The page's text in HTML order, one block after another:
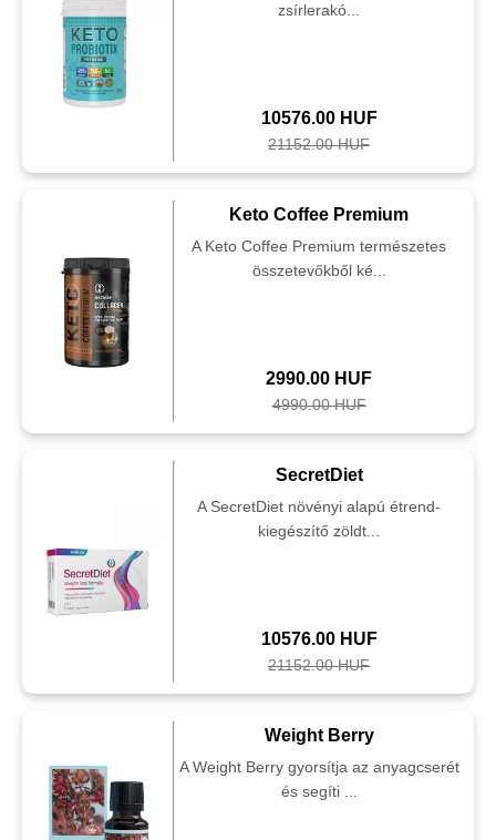
zsírlerakó...
10576.00 HUF
21152.00 HUF
Keto Coffee Premium
A Keto Coffee Premium természetes
összetevőkből ké...
2990.00 HUF
4990.00 HUF
SecretDiet
A SecretDiet növényi alapú étrend-
kiegészítő zöldt...
10576.00 HUF
21152.00 HUF
Weight Berry
A Weight Berry gyorsítja az anyagcserét
és segíti ...